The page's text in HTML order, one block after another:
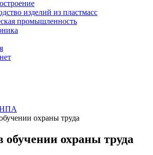
изделий из пластмасс
промышленность
НПА
охраны труда
обучении охраны труда